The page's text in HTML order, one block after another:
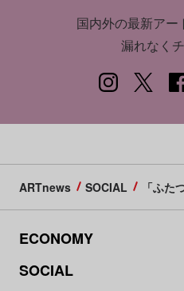
国内外の最新アー
漏れなく
ARTnews SOCIAL 「ふ
ECONOMY
SOCIAL